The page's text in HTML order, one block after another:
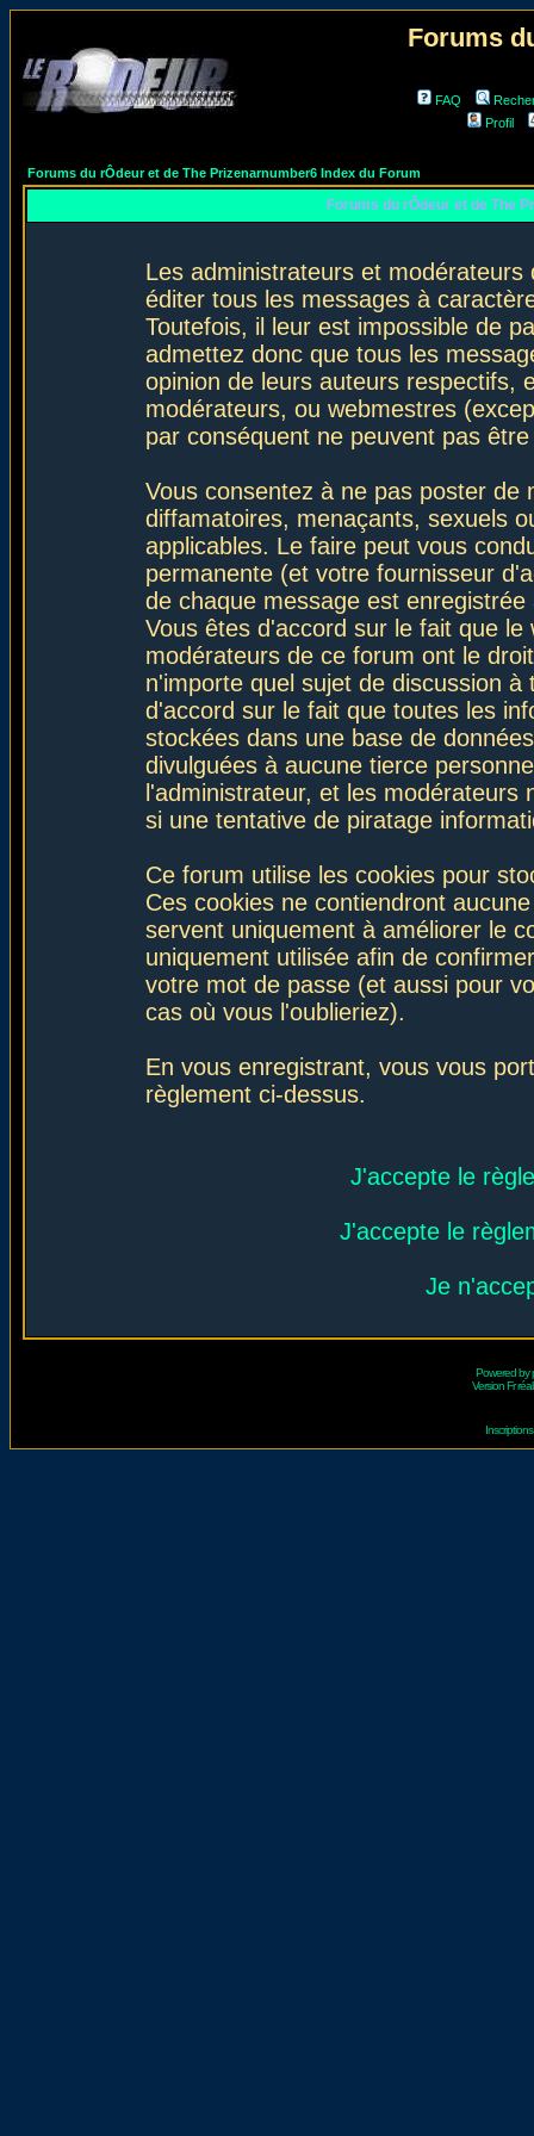
Forums
FAQ
Profil
Forums du rÔdeur et de The Prizenarnumber6 Index du Forum
Forums du rÔdeur et de The
Les administrateurs et
éditer tous les messages à
Toutefois, il leur est impossible de
admettez donc que tous les
opinion de leurs auteurs respectifs,
modérateurs, ou webmestres
par conséquent ne peuvent pas
Vous consentez à ne pas poster de
diffamatoires, menaçants, sexuels
applicables. Le faire peut vous
permanente (et votre fournisseur
de chaque message est
Vous êtes d'accord sur le fait que
modérateurs de ce forum ont le
n'importe quel sujet de discussion
d'accord sur le fait que toutes les
stockées dans une base de
divulguées à aucune tierce
l'administrateur, et les
si une tentative de piratage
Ce forum utilise les cookies pour
Ces cookies ne contiendront
servent uniquement à améliorer le
uniquement utilisée afin de
votre mot de passe (et aussi pour
cas où vous l'oublieriez).
En vous enregistrant, vous vous
règlement ci-dessus.
J'accepte le
J'accepte le
Je
Powered by
Version Fr